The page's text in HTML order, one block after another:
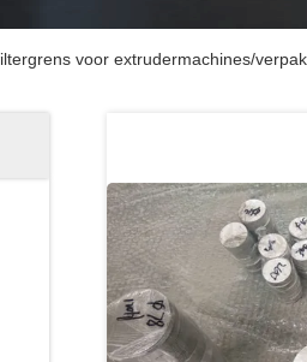
voor extrudermachines/